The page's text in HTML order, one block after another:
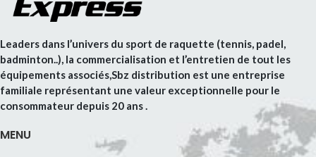
Leaders dans l’univers du sport de raquette (tennis, padel,
badminton..), la commercialisation et l’entretien de tout les
équipements associés,Sbz distribution est une entreprise
familiale représentant une valeur exceptionnelle pour le
consommateur depuis 20 ans .
MENU